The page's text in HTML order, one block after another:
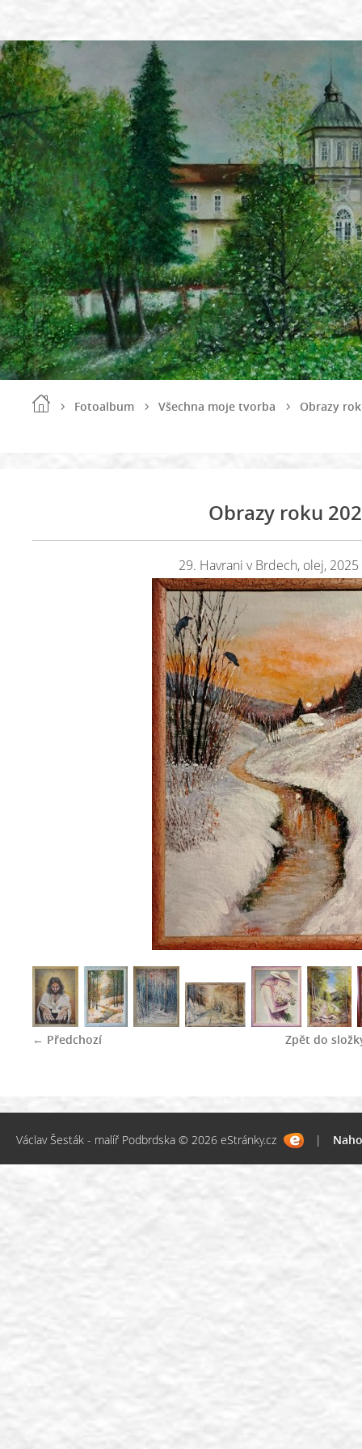
Fotoalbum Všechna moje tvorba Obrazy
Obrazy roku
29. Havrani v Brdech, olej,
← Předchozí Zpět do
Václav Šesták - malíř Podbrdska © 2026 eStránky.cz |